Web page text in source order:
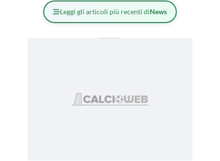
Leggi gli articoli più recenti diNews